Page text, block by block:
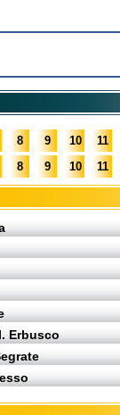
8 9 10 11
8 9 10 11
Erbusco